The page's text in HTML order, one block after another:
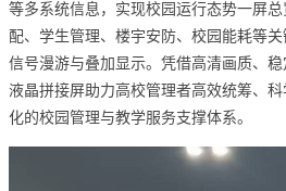
等多系统信息，实现校园运行态势一屏
配、学生管理、楼宇安防、校园能耗等关
信号漫游与叠加显示。凭借高清画质、稳
液晶拼接屏助力高校管理者高效统筹、
化的校园管理与教学服务支撑体系。